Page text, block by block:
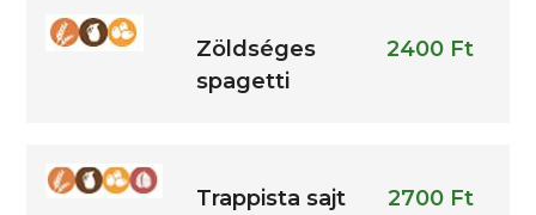
Zöldséges
spagetti
2400 Ft
Trappista sajt
2700 Ft